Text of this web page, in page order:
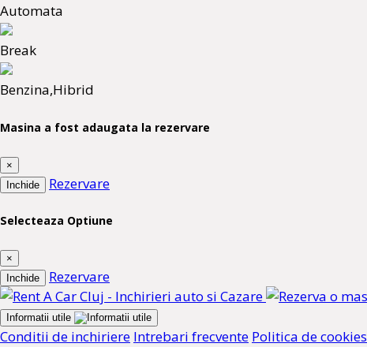
Automata
Break
Benzina,Hibrid
Masina a fost adaugata la rezervare
×
Inchide
Rezervare
Selecteaza Optiune
×
Inchide
Rezervare
Informatii utile
Conditii de inchiriere Intrebari frecvente Politica de cookies